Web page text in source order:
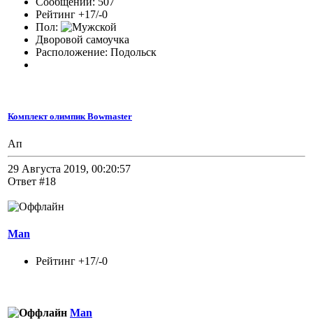
Рейтинг +17/-0
Пол:
Дворовой самоучка
Расположение: Подольск
Комплект олимпик Bowmaster
Ап
29 Августа 2019, 00:20:57
Ответ #18
Man
Рейтинг +17/-0
Man